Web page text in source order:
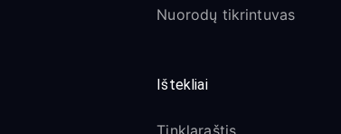
Nuorodų tikrintuvas
Ištekliai
Tinklaraštis